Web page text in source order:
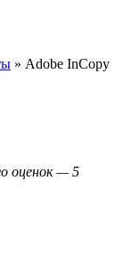
» Adobe InCopy
оценок — 5